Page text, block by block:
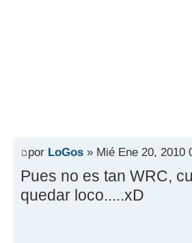
por LoGos » Mié Ene 20, 2010
Pues no es tan WRC,
quedar loco.....xD